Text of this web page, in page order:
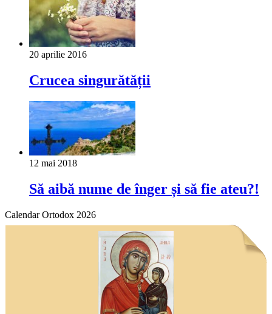
20 aprilie 2016
Crucea singurătății
12 mai 2018
Să aibă nume de înger și să fie ateu?!
Calendar Ortodox 2026